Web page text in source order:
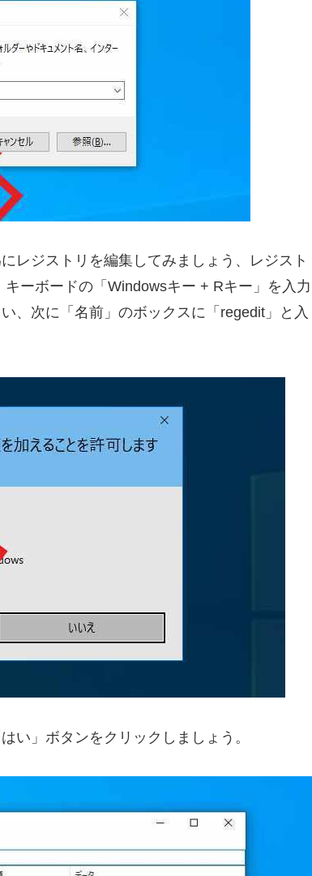
レジストリを編集してみましょう、レジスト
ーボードの「Windowsキー + Rキー」を入力
、次に「名前」のボックスに「regedit」と入
い」ボタンをクリックしましょう。